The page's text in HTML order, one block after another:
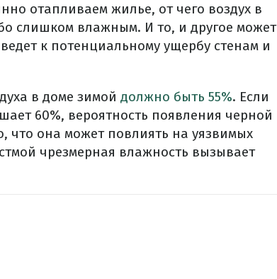
отапливаем жилье, от чего воздух в
слишком влажным. И то, и другое может
к потенциальному ущербу стенам и
в доме зимой должно быть 55%. Если
60%, вероятность появления черной
что она может повлиять на уязвимых
чрезмерная влажность вызывает